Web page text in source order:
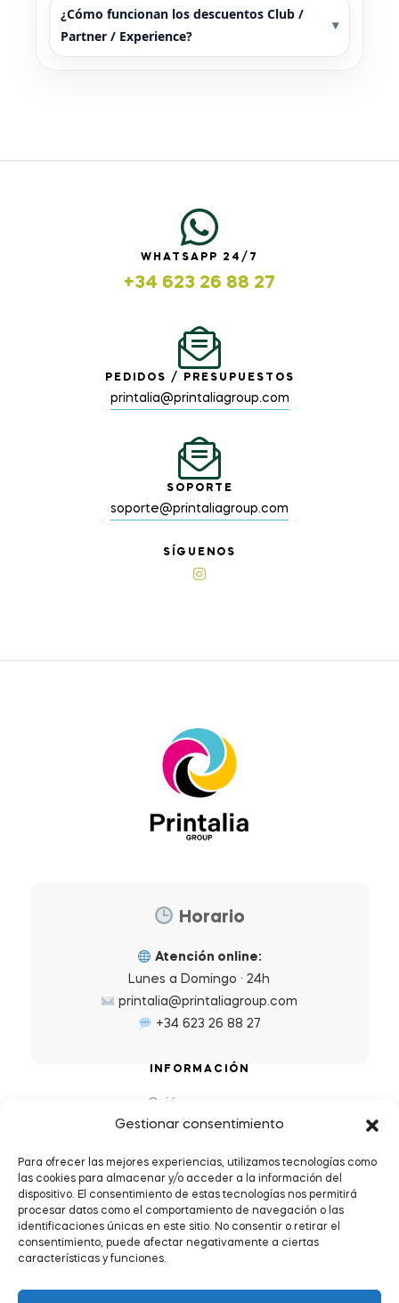
Gestionar consentimiento
Para ofrecer las mejores experiencias, utilizamos tecnologías como
las cookies para almacenar y/o acceder a la información del
dispositivo. El consentimiento de estas tecnologías nos permitirá
procesar datos como el comportamiento de navegación o las
identificaciones únicas en este sitio. No consentir o retirar el
consentimiento, puede afectar negativamente a ciertas
características y funciones.
¿Cómo funcionan los descuentos Club /
Partner / Experience?
WHATSAPP 24/7
+34 623 26 88 27
PEDIDOS / PRESUPUESTOS
printalia@printaliagroup.com
SOPORTE
soporte@printaliagroup.com
SÍGUENOS
Horario
Atención online:
Lunes a Domingo · 24h
printalia@printaliagroup.com
+34 623 26 88 27
INFORMACIÓN
Quiénes somos
Preguntas Frecuentes (FAQs)
Política de Devoluciones y Reembolsos
Envíos y plazos de entrega
Política de Privacidad y Cookies
Condiciones de servicio